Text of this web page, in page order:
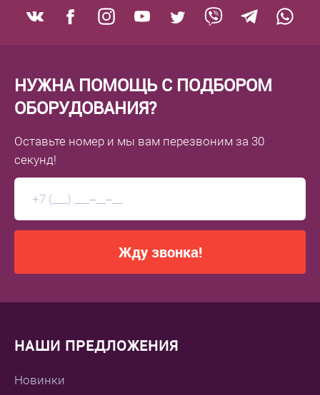
НУЖНА ПОМОЩЬ С ПОДБОРОМ
ОБОРУДОВАНИЯ?
Оставьте номер и мы вам перезвоним за 30
секунд!
Жду звонка!
НАШИ ПРЕДЛОЖЕНИЯ
Новинки